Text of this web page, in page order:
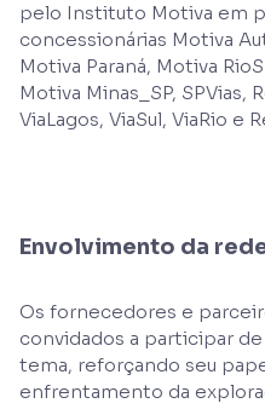
pelo Instituto Motiva em
concessionárias Motiva
Motiva Paraná, Motiva
Motiva Minas_SP, SPVias,
ViaLagos, ViaSul, ViaRio e
Envolvimento da
Os fornecedores e
convidados a participar
tema, reforçando seu
enfrentamento da